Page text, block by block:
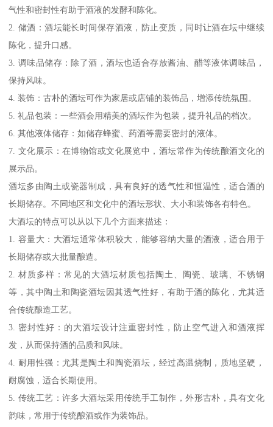
气性和密封性有助于酒液的发酵和陈化。
2. 储酒：酒坛能长时间保存酒液，防止变质，同时让酒在坛中继续
陈化，提升口感。
3. 调味品储存：除了酒，酒坛也适合存放酱油、醋等液体调味品，
保持风味。
4. 装饰：古朴的酒坛可作为家居或店铺的装饰品，增添传统氛围。
5. 礼品包装：一些酒会用精美的酒坛作为包装，提升礼品的档次。
6. 其他液体储存：如储存蜂蜜、药酒等需要密封的液体。
7. 文化展示：在博物馆或文化展览中，酒坛常作为传统酿酒文化的
展示品。
酒坛多由陶土或瓷器制成，具有良好的透气性和恒温性，适合酒的
长期储存。不同地区和文化中的酒坛形状、大小和装饰各有特色。
大酒坛的特点可以从以下几个方面来描述：
1. 容量大：大酒坛通常体积较大，能够容纳大量的酒液，适合用于
长期储存或大批量酿造。
2. 材质多样：常见的大酒坛材质包括陶土、陶瓷、玻璃、不锈钢
等，其中陶土和陶瓷酒坛因其透气性好，有助于酒的陈化，尤其适
合传统酿造工艺。
3. 密封性好：的大酒坛设计注重密封性，防止空气进入和酒液挥
发，从而保持酒的品质和风味。
4. 耐用性强：尤其是陶土和陶瓷酒坛，经过高温烧制，质地坚硬，
耐腐蚀，适合长期使用。
5. 传统工艺：许多大酒坛采用传统手工制作，外形古朴，具有文化
韵味，常用于传统酿酒或作为装饰品。